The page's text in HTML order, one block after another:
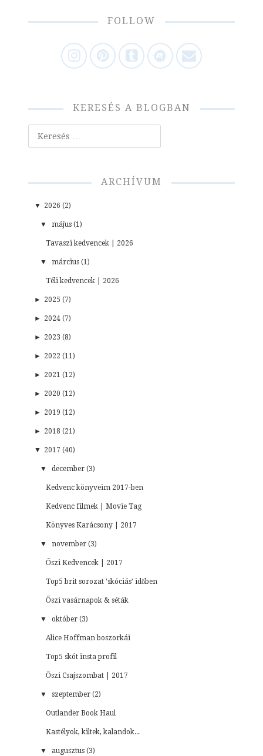
FOLLOW
KERESÉS A BLOGBAN
Keresés
ARCHÍVUM
▼ 2026 (2)
▼ május (1)
Tavaszi kedvencek | 2026
▼ március (1)
Téli kedvencek | 2026
► 2025 (7)
► 2024 (7)
► 2023 (8)
► 2022 (11)
► 2021 (12)
► 2020 (12)
► 2019 (12)
► 2018 (21)
▼ 2017 (40)
▼ december (3)
Kedvenc könyveim 2017-ben
Kedvenc filmek | Movie Tag
Könyves Karácsony | 2017
▼ november (3)
Őszi Kedvencek | 2017
Top5 brit sorozat 'skóciás' időben
Őszi vasárnapok & séták
▼ október (3)
Alice Hoffman boszorkái
Top5 skót insta profil
Őszi Csajszombat | 2017
▼ szeptember (2)
Outlander Book Haul
Kastélyok, kiltek, kalandok...
▼ augusztus (3)